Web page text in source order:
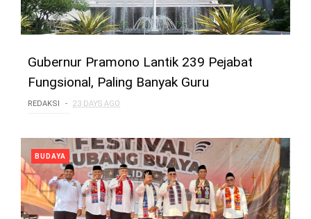
Gubernur Pramono Lantik 239 Pejabat
Fungsional, Paling Banyak Guru
REDAKSI 23 DAYS AGO
BUDAYA